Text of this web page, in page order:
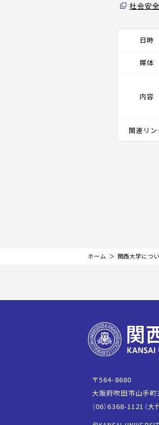
社会安
日時
媒体
内容
関連リン
ホーム 関西大学につ
〒564-8680
大阪府吹田市山手
（06）6368-1121（大